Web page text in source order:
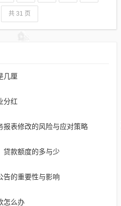
共 31 页
几厘
分红
报表修改的风险与应对策略
贷款额度的多与少
告的重要性与影响
怎么办